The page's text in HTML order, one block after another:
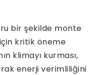
bir şekilde monte
kritik öneme
klimayı kurması,
enerji verimliliğini